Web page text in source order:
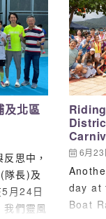
涯規劃
容鼎盛
出專業
括：前
小姐、
小姐、
Lam、
生、無
Dodo
油尖旺
警長，
生。
念，上
及北區
思中，
隊長)及
月24日
們靈風
6月23
day at
Boat